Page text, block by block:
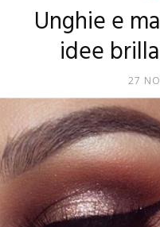
Unghie e
idee
27